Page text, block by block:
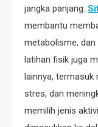
jangka panjang.
membantu
metabolisme,
latihan fisik juga
lainnya, termasuk
stres, dan
memilih jenis